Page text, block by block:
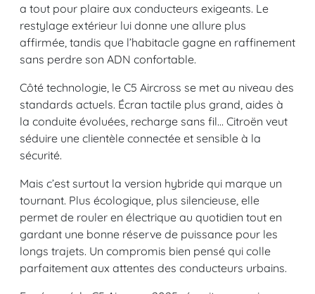
a tout pour plaire aux conducteurs exigeants. Le
restylage extérieur lui donne une allure plus
affirmée, tandis que l’habitacle gagne en raffinement
sans perdre son ADN confortable.
Côté technologie, le C5 Aircross se met au niveau des
standards actuels. Écran tactile plus grand, aides à
la conduite évoluées, recharge sans fil… Citroën veut
séduire une clientèle connectée et sensible à la
sécurité.
Mais c’est surtout la version hybride qui marque un
tournant. Plus écologique, plus silencieuse, elle
permet de rouler en électrique au quotidien tout en
gardant une bonne réserve de puissance pour les
longs trajets. Un compromis bien pensé qui colle
parfaitement aux attentes des conducteurs urbains.